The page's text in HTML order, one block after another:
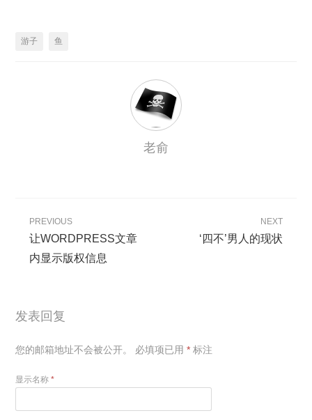
游子 鱼
老俞
PREVIOUS
让WORDPRESS文章
内显示版权信息
NEXT
‘四不’男人的现状
发表回复
您的邮箱地址不会被公开。 必填项已用* 标注
显示名称*